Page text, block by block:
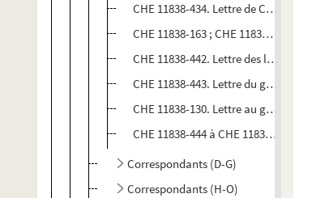
CHE 11838-434. Lettre de Charles
CHE 11838-163 ; CHE 11838-435 à
CHE 11838-442. Lettre des libraires
CHE 11838-443. Lettre du général de
CHE 11838-130. Lettre au général
CHE 11838-444 à CHE 11838-445.
Correspondants (D-G)
Correspondants (H-O)